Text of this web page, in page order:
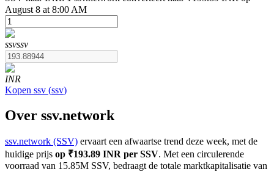
Futures met USDT als onderpand
COIN-M-futures
Cryptocurrency-futures
August 8 at 8:00 AM
ssvssv
INR
Kopen ssv (ssv)
Over ssv.network
ssv.network (SSV) ervaart een afwaartse trend deze week, met de
huidige prijs op ₹193.89 INR per SSV. Met een circulerende
voorraad van 15.85M SSV, bedraagt de totale marktkapitalisatie van